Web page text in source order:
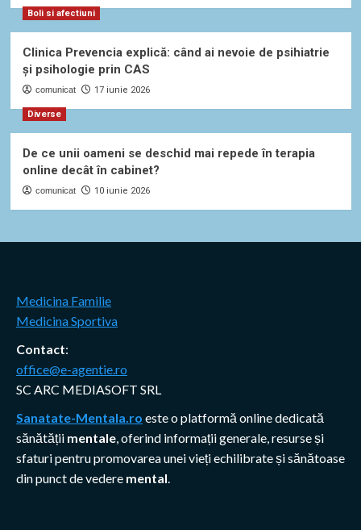
Boli si afectiuni
Clinica Prevencia explică: când ai nevoie de psihiatrie
și psihologie prin CAS
comunicat 17 iunie 2026
Diverse
De ce unii oameni se deschid mai repede în terapia
online decât în cabinet?
comunicat 10 iunie 2026
Medicina Familie
Medicina Sportiva
Contact:
office@e-agentie.ro
SC ARC MEDIASOFT SRL
Sanatate-Mentala.ro este o platformă online dedicată
sănătății mentale, oferind informații generale, resurse și
sfaturi pentru promovarea unei vieți echilibrate și sănătoase
din punct de vedere mental.